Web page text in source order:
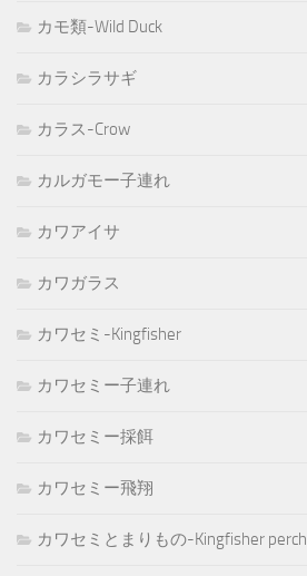
カモ類-Wild Duck
カラシラサギ
カラス-Crow
カルガモー子連れ
カワアイサ
カワガラス
カワセミ-Kingfisher
カワセミー子連れ
カワセミー採餌
カワセミー飛翔
カワセミとまりもの-Kingfisher perch